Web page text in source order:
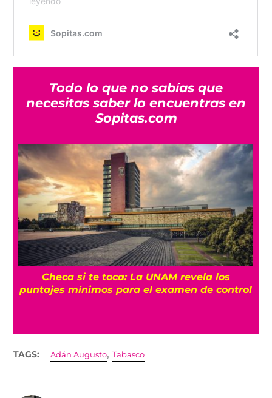
Todo lo que no sabías que
necesitas saber lo encuentras en
Sopitas.com
Checa si te toca: La UNAM revela los
puntajes mínimos para el examen de control
TAGS: Adán Augusto,Tabasco